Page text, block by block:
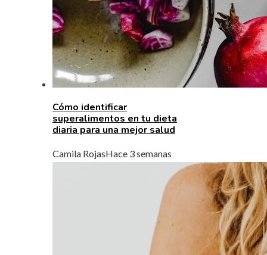
Cómo identificar
superalimentos en tu dieta
diaria para una mejor salud
Camila RojasHace 3 semanas